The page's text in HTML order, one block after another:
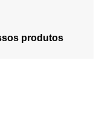
produtos